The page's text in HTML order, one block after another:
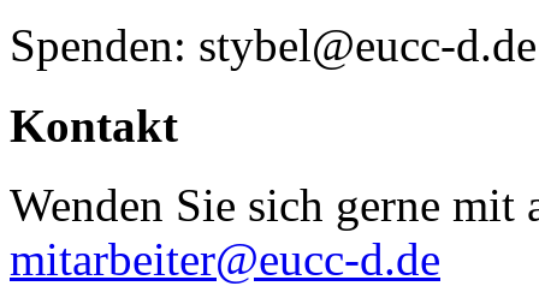
Spenden: stybel@eucc-d.de
Kontakt
Wenden Sie sich gerne mit
mitarbeiter@eucc-d.de